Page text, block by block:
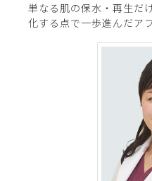
単なる肌の保水・再生だ
化する点で一歩進んだア